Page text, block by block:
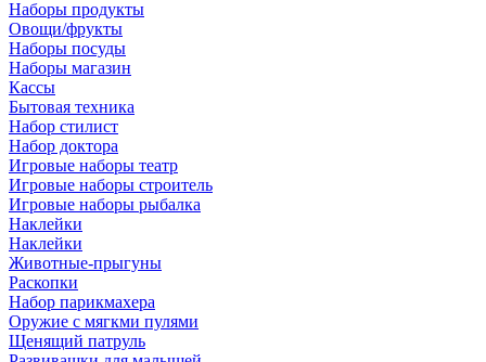
Наборы продукты
Овощи/фрукты
Наборы посуды
Наборы магазин
Кассы
Бытовая техника
Набор стилист
Набор доктора
Игровые наборы театр
Игровые наборы строитель
Игровые наборы рыбалка
Наклейки
Наклейки
Животные-прыгуны
Раскопки
Набор парикмахера
Оружие с мягкми пулями
Щенящий патруль